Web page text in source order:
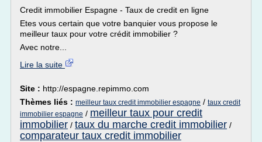
Credit immobilier Espagne - Taux de credit en ligne
Etes vous certain que votre banquier vous propose le
meilleur taux pour votre crédit immobilier ?
Avec notre...
Lire la suite
Site : http://espagne.repimmo.com
Thèmes liés : meilleur taux credit immobilier espagne / taux credit
immobilier espagne / meilleur taux pour credit
immobilier / taux du marche credit immobilier /
comparateur taux credit immobilier